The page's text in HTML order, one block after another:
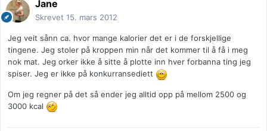
Jane
Skrevet 15. mars 2012
Jeg veit sånn ca. hvor mange kalorier det er i de forskjellige
tingene. Jeg stoler på kroppen min når det kommer til å få i meg
nok mat. Jeg orker ikke å sitte å plotte inn hver forbanna ting jeg
spiser. Jeg er ikke på konkurransediett
Om jeg regner på det så ender jeg alltid opp på mellom 2500 og
3000 kcal